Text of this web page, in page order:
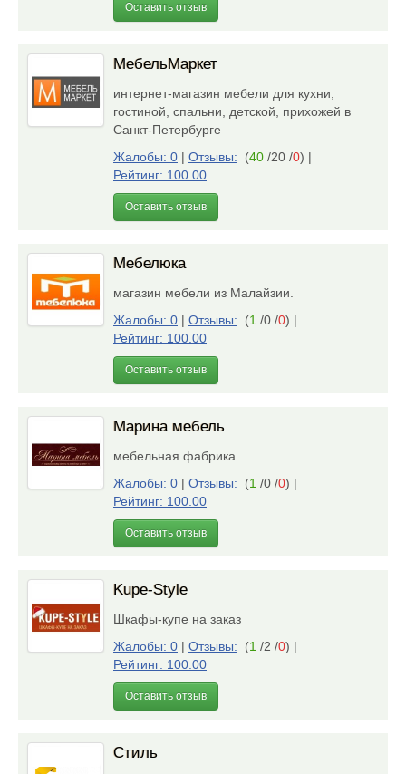
Оставить отзыв
МебельМаркет
интернет-магазин мебели для кухни,
гостиной, спальни, детской, прихожей в
Санкт-Петербурге
Жалобы: 0 | Отзывы: (40 /20 /0) |
Рейтинг: 100.00
Оставить отзыв
Мебелюка
магазин мебели из Малайзии.
Жалобы: 0 | Отзывы: (1 /0 /0) |
Рейтинг: 100.00
Оставить отзыв
Марина мебель
мебельная фабрика
Жалобы: 0 | Отзывы: (1 /0 /0) |
Рейтинг: 100.00
Оставить отзыв
Kupe-Style
Шкафы-купе на заказ
Жалобы: 0 | Отзывы: (1 /2 /0) |
Рейтинг: 100.00
Оставить отзыв
Стиль